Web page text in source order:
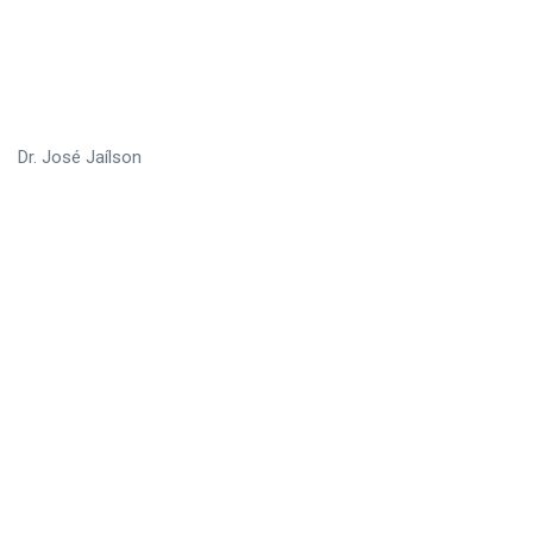
Dr. José Jaílson